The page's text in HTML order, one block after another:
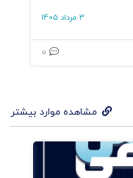
با یک کهن‌الگوی
نه‌تنها
تصمیم‌های
3 مرداد 1405
مشاهده موارد بیشتر